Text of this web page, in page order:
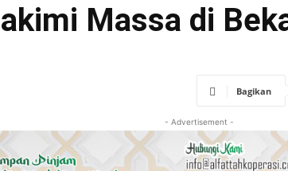
Massa di
Bagikan
- Advertisement -